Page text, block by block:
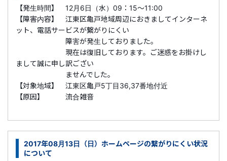
【発生時間】 12月6日（水）09：15～11:00
【障害内容】 江東区亀戸地域周辺におきましてインターネ
ット、電話サービスが繋がりにくい
障害が発生しておりました。
現在は復旧しております。ご迷惑をお掛けし
まして誠に申し訳ござい
ませんでした。
【対象地域】 江東区亀戸5丁目36,37番地付近
【原因】 流合雑音
2017年08月13日（日）ホームページの繋がりにくい状況
について